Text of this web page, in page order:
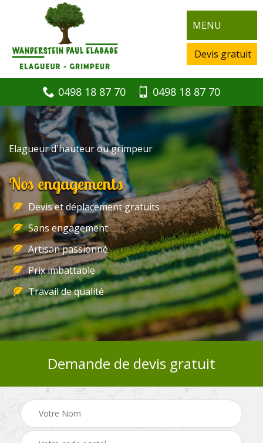
MENU
Devis gratuit
0498 18 87 70 0498 18 87 70
Elagueur d'hauteur ou grimpeur
Nos engagements
Devis et déplacement gratuits
Sans engagement
Artisan passionné
Prix imbattable
Travail de qualité
Demande de devis gratuit